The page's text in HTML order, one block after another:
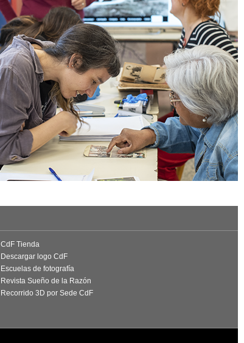
CdF Tienda
Descargar logo CdF
Escuelas de fotografía
Revista Sueño de la Razón
Recorrido 3D por Sede CdF